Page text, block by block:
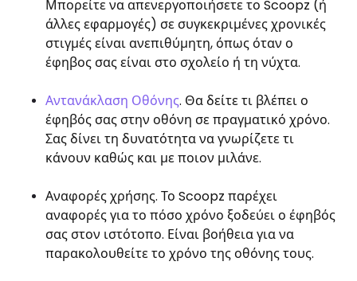
Μπορείτε να απενεργοποιήσετε το Scoopz (ή
άλλες εφαρμογές) σε συγκεκριμένες χρονικές
στιγμές είναι ανεπιθύμητη, όπως όταν ο
έφηβος σας είναι στο σχολείο ή τη νύχτα.
Αντανάκλαση Οθόνης. Θα δείτε τι βλέπει ο
έφηβός σας στην οθόνη σε πραγματικό χρόνο.
Σας δίνει τη δυνατότητα να γνωρίζετε τι
κάνουν καθώς και με ποιον μιλάνε.
Αναφορές χρήσης. Το Scoopz παρέχει
αναφορές για το πόσο χρόνο ξοδεύει ο έφηβός
σας στον ιστότοπο. Είναι βοήθεια για να
παρακολουθείτε το χρόνο της οθόνης τους.